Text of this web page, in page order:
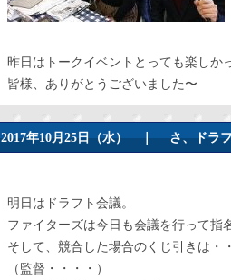
昨日はトークイベントとっても楽しか
皆様、ありがとうございました〜
2017年10月25日（水） ｜さ、ドラ
明日はドラフト会議。
ファイターズは今日も会議を行って指
そして、競合した場合のくじ引きは・
（監督・・・・）